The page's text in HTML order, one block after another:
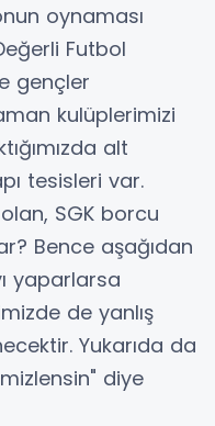
oynaması
Futbol
gençler
kulüplerimizi
alt
tesisleri var.
SGK borcu
Bence aşağıdan
yaparlarsa
de yanlış
Yukarıda da
diye